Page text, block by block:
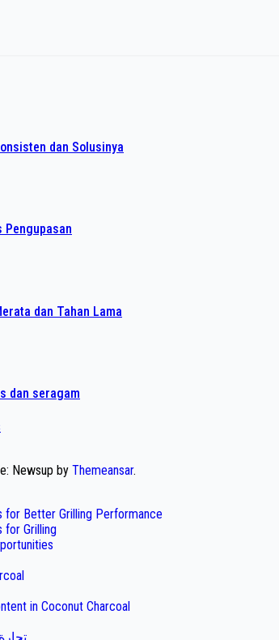
dan Solusinya
Pengupasan
dan Tahan Lama
dan seragam
Newsup by Themeansar.
for Better Grilling Performance
for Grilling
in Coconut Charcoal